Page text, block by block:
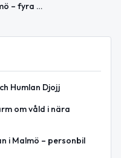
Rån i bostad i Malmö – fyra okända gärningsmän stal telefon
Humlan Djojj
om våld i nära
i Malmö – personbil